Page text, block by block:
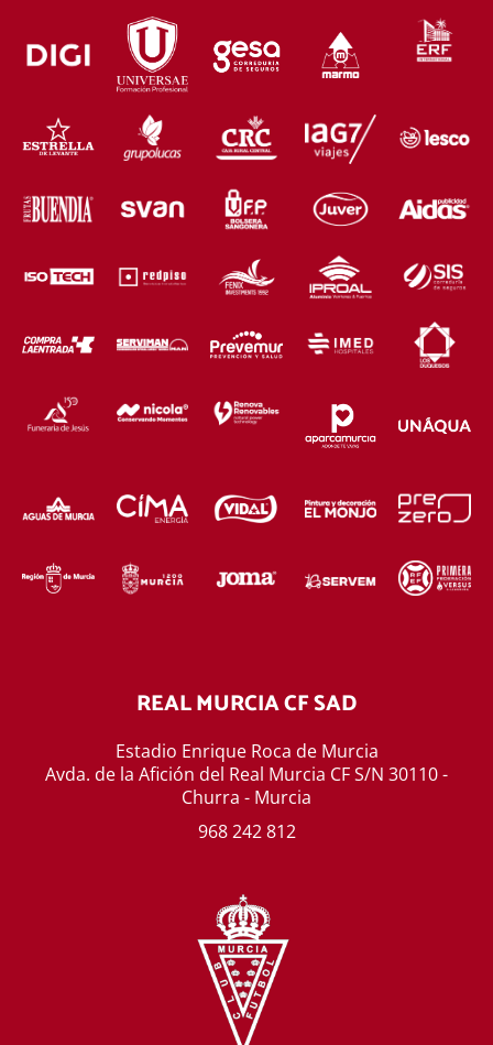
REAL MURCIA CF SAD
Estadio Enrique Roca de Murcia
Avda. de la Afición del Real Murcia CF S/N 30110 -
Churra - Murcia
968 242 812